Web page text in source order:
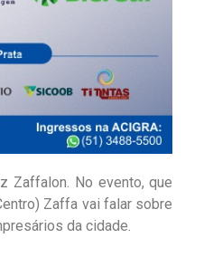
Zaffalon. No evento, que
Zaffa vai falar sobre
da cidade.